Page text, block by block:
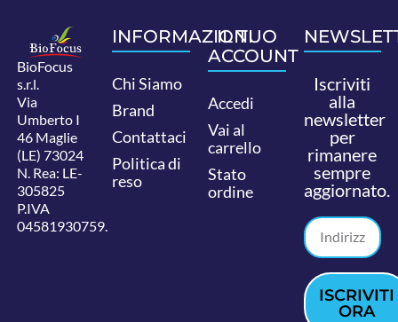
BioFocus
s.r.l.
Via
Umberto I
46 Maglie
(LE) 73024
N. Rea: LE-
305825
P.IVA
04581930759.
INFORMAZIONI
Chi Siamo
Brand
Contattaci
Politica di
reso
IL TUO
ACCOUNT
Accedi
Vai al
carrello
Stato
ordine
Iscriviti
alla
newsletter
per
rimanere
sempre
aggiornato.
ISCRIVITI
ORA